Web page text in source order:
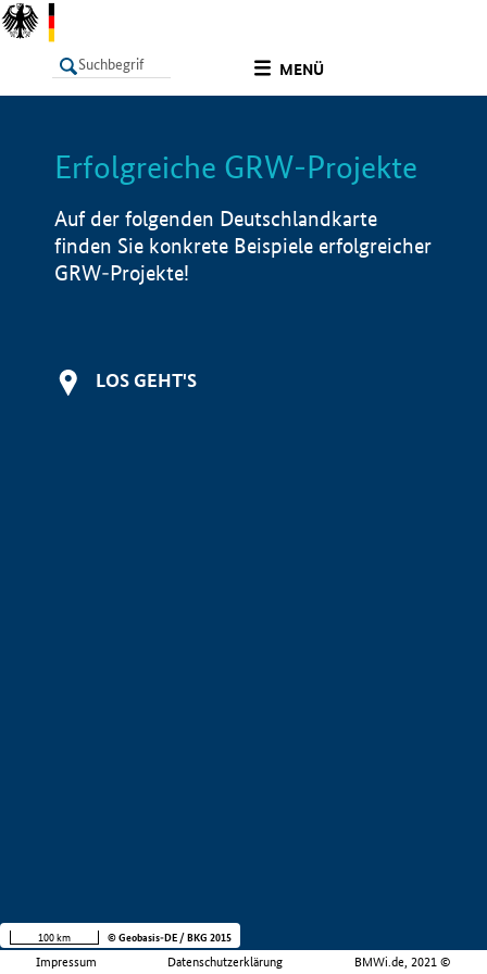
MENÜ
LISTE Info
Erfolgreiche GRW-Projekte
Auf der folgenden Deutschlandkarte
finden Sie konkrete Beispiele erfolgreicher
GRW-Projekte!
LOS GEHT'S
Impressum Datenschutzerklärung BMWi.de, 2021 ©
100 km © Geobasis-DE / BKG 2015